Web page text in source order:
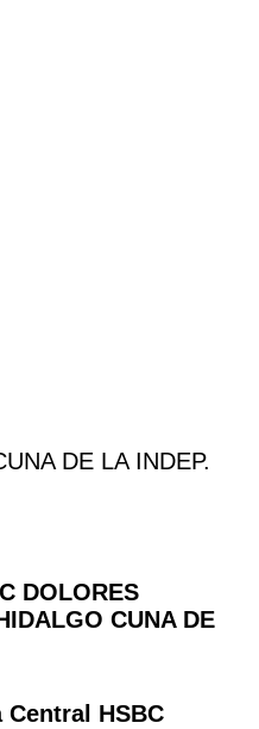
DE LA INDEP.
DOLORES
CUNA DE
HSBC